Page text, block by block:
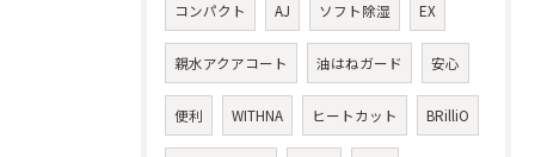
コンパクト AJ ソフト除湿 EX
親水アクアコート 油はねガード 安心
便利 WITHNA ヒートカット BRilliO